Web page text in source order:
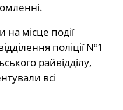
на місце події
поліції Nº1
райвідділу,
всі